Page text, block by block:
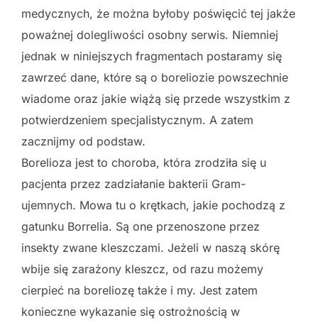
medycznych, że można byłoby poświęcić tej jakże
poważnej dolegliwości osobny serwis. Niemniej
jednak w niniejszych fragmentach postaramy się
zawrzeć dane, które są o boreliozie powszechnie
wiadome oraz jakie wiążą się przede wszystkim z
potwierdzeniem specjalistycznym. A zatem
zacznijmy od podstaw.
Borelioza jest to choroba, która zrodziła się u
pacjenta przez zadziałanie bakterii Gram-
ujemnych. Mowa tu o krętkach, jakie pochodzą z
gatunku Borrelia. Są one przenoszone przez
insekty zwane kleszczami. Jeżeli w naszą skórę
wbije się zarażony kleszcz, od razu możemy
cierpieć na boreliozę także i my. Jest zatem
konieczne wykazanie się ostrożnością w